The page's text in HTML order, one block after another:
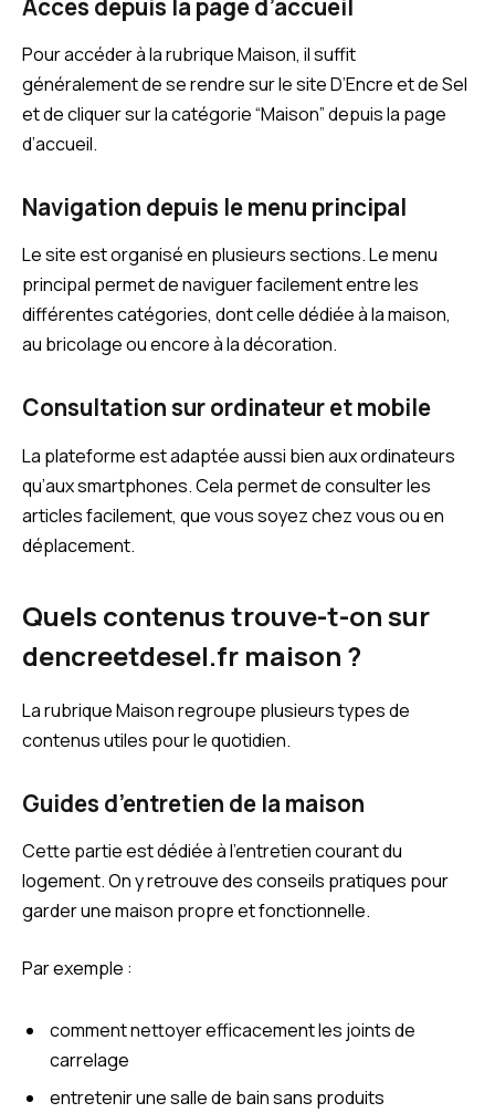
Accès depuis la page d’accueil
Pour accéder à la rubrique Maison, il suffit
généralement de se rendre sur le site D’Encre et de Sel
et de cliquer sur la catégorie “Maison” depuis la page
d’accueil.
Navigation depuis le menu principal
Le site est organisé en plusieurs sections. Le menu
principal permet de naviguer facilement entre les
différentes catégories, dont celle dédiée à la maison,
au bricolage ou encore à la décoration.
Consultation sur ordinateur et mobile
La plateforme est adaptée aussi bien aux ordinateurs
qu’aux smartphones. Cela permet de consulter les
articles facilement, que vous soyez chez vous ou en
déplacement.
Quels contenus trouve-t-on sur
dencreetdesel.fr maison ?
La rubrique Maison regroupe plusieurs types de
contenus utiles pour le quotidien.
Guides d’entretien de la maison
Cette partie est dédiée à l’entretien courant du
logement. On y retrouve des conseils pratiques pour
garder une maison propre et fonctionnelle.
Par exemple :
comment nettoyer efficacement les joints de
carrelage
entretenir une salle de bain sans produits